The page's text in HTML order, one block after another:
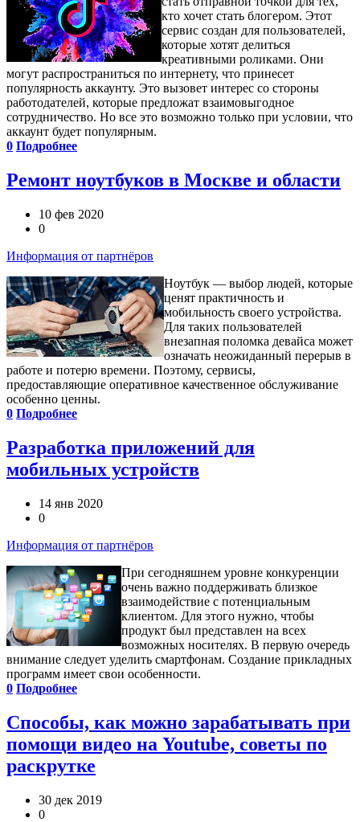
кто хочет стать блогером. Этот
сервис создан для пользователей,
которые хотят делиться
креативными роликами. Они
могут распространиться по интернету, что принесет
популярность аккаунту. Это вызовет интерес со стороны
работодателей, которые предложат взаимовыгодное
сотрудничество. Но все это возможно только при условии, что
аккаунт будет популярным.
0 Подробнее
Ремонт ноутбуков в Москве и области
10 фев 2020
0
Информация от партнёров
Ноутбук — выбор людей, которые
ценят практичность и
мобильность своего устройства.
Для таких пользователей
внезапная поломка девайса может
означать неожиданный перерыв в
работе и потерю времени. Поэтому, сервисы,
предоставляющие оперативное качественное обслуживание
особенно ценны.
0 Подробнее
Разработка приложений для
мобильных устройств
14 янв 2020
0
Информация от партнёров
При сегодняшнем уровне конкуренции
очень важно поддерживать близкое
взаимодействие с потенциальным
клиентом. Для этого нужно, чтобы
продукт был представлен на всех
возможных носителях. В первую очередь
внимание следует уделить смартфонам. Создание прикладных
программ имеет свои особенности.
0 Подробнее
Способы, как можно зарабатывать при
помощи видео на Youtube, советы по
раскрутке
30 дек 2019
0